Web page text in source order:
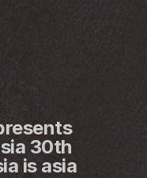
30th
is asia